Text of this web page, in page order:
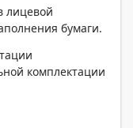
лицевой
бумаги.
комплектации